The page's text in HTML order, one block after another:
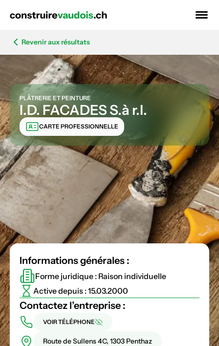
Revenir aux résultats
PLÂTRERIE ET PEINTURE
I.D. FACADES S.à r.l.
CARTE PROFESSIONNELLE
Informations générales :
Forme juridique : Raison individuelle
Active depuis : 15.03.2000
Contactez l’entreprise :
VOIR TÉLÉPHONE
Route de Sullens 4C, 1303 Penthaz